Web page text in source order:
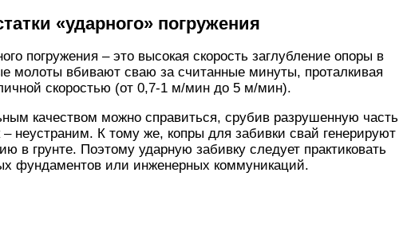
«ударного» погружения
погружения – это высокая скорость заглубление опоры в
молоты вбивают сваю за считанные минуты, проталкивая
скоростью (от 0,7-1 м/мин до 5 м/мин).
качеством можно справиться, срубив разрушенную часть
– неустраним. К тому же, копры для забивки свай генерируют
в грунте. Поэтому ударную забивку следует практиковать
фундаментов или инженерных коммуникаций.